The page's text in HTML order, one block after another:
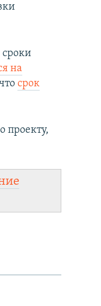
сроки
на
срок
проекту,